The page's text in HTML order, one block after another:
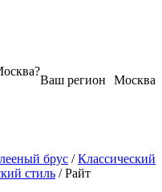
Москва
Ваш регион
?
брус /Классический
стиль /Райт